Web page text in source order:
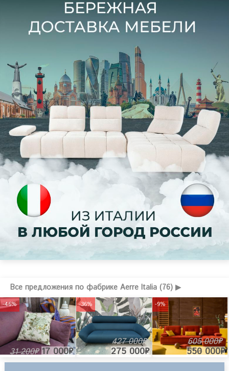
Все предложения по фабрике Aerre Italia (76) ▶
31 200₽ 17 000₽
-46%
427 000₽
275 000₽
-36%
605 000₽
550 000₽
-9%